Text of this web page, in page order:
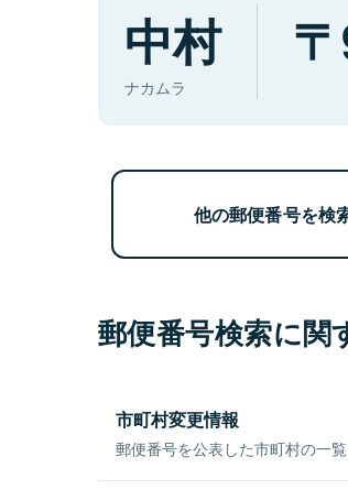
中村
ナカムラ
他の郵便番号を検
郵便番号検索に関
市町村変更情報
郵便番号を公表した市町村の一